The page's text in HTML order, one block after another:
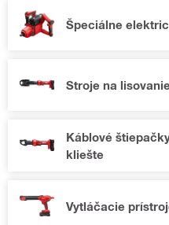
Špeciálne
Stroje na
Káblové
kliešte
Vytláčacie